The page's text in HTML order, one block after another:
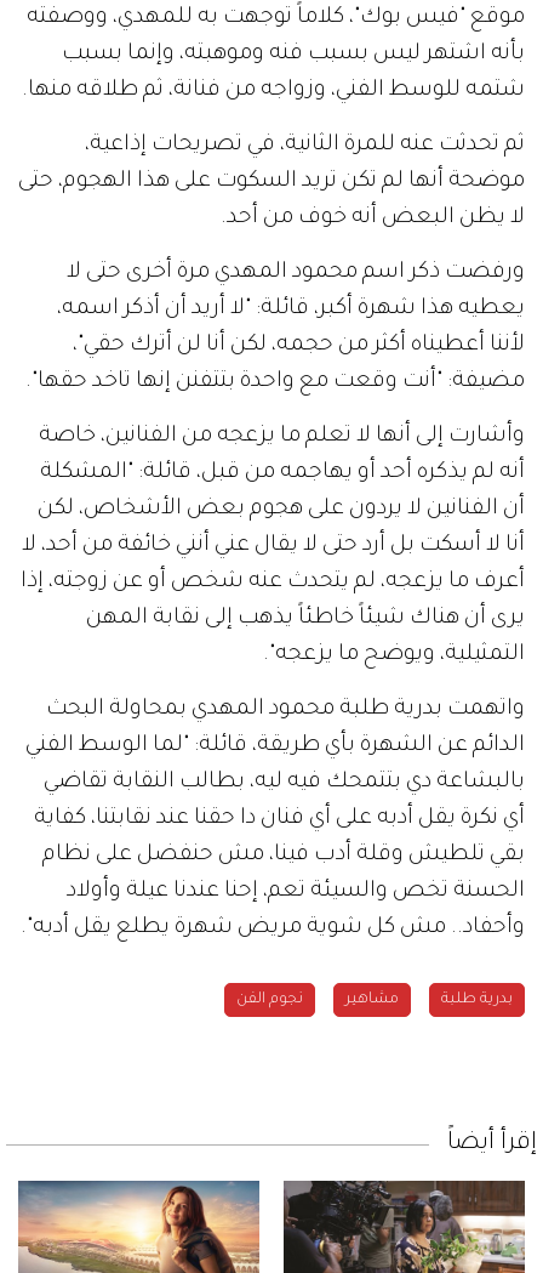
موقع "فيس بوك"، كلاماً توجهت به للمهدي، ووصفته
بأنه اشتهر ليس بسبب فنه وموهبته، وإنما بسبب
شتمه للوسط الفني، وزواجه من فنانة، ثم طلاقه منها.
ثم تحدثت عنه للمرة الثانية، في تصريحات إذاعية،
موضحة أنها لم تكن تريد السكوت على هذا الهجوم، حتى
لا يظن البعض أنه خوف من أحد.
ورفضت ذكر اسم محمود المهدي مرة أخرى حتى لا
يعطيه هذا شهرة أكبر، قائلة: "لا أريد أن أذكر اسمه،
لأننا أعطيناه أكثر من حجمه، لكن أنا لن أترك حقي"،
مضيفة: "أنت وقعت مع واحدة بتتفنن إنها تاخد حقها".
وأشارت إلى أنها لا تعلم ما يزعجه من الفنانين، خاصة
أنه لم يذكره أحد أو يهاجمه من قبل، قائلة: "المشكلة
أن الفنانين لا يردون على هجوم بعض الأشخاص، لكن
أنا لا أسكت بل أرد حتى لا يقال عني أنني خائفة من أحد، لا
أعرف ما يزعجه، لم يتحدث عنه شخص أو عن زوجته، إذا
يرى أن هناك شيئاً خاطئاً يذهب إلى نقابة المهن
التمثيلية، ويوضح ما يزعجه".
واتهمت بدرية طلبة محمود المهدي بمحاولة البحث
الدائم عن الشهرة بأي طريقة، قائلة: "لما الوسط الفني
بالبشاعة دي بتتمحك فيه ليه، بطالب النقابة تقاضي
أي نكرة يقل أدبه على أي فنان دا حقنا عند نقابتنا، كفاية
بقي تلطيش وقلة أدب فينا، مش حنفضل على نظام
الحسنة تخص والسيئة تعم، إحنا عندنا عيلة وأولاد
وأحفاد.. مش كل شوية مريض شهرة يطلع يقل أدبه".
بدرية طلبة مشاهير نجوم الفن
إقرأ أيضاً